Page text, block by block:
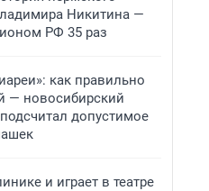
Никитина —
РФ 35 раз
как правильно
— новосибирский
допустимое
и играет в театре